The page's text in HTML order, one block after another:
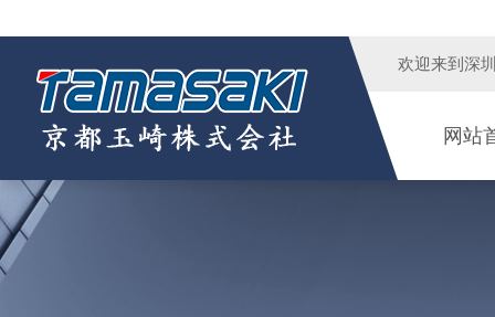
欢迎来到 深
网站